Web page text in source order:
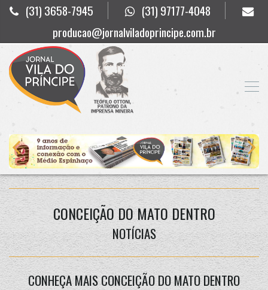
(31) 3658-7945
(31) 97177-4048
producao@jornalviladoprincipe.com.br
CONCEIÇÃO DO MATO DENTRO
NOTÍCIAS
CONHEÇA MAIS CONCEIÇÃO DO MATO DENTRO